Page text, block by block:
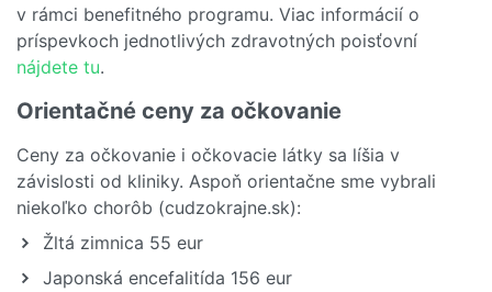
v rámci benefitného programu. Viac informácií o
príspevkoch jednotlivých zdravotných poisťovní
nájdete tu.
Orientačné ceny za očkovanie
Ceny za očkovanie i očkovacie látky sa líšia v
závislosti od kliniky. Aspoň orientačne sme vybrali
niekoľko chorôb (cudzokrajne.sk):
Žltá zimnica 55 eur
Japonská encefalitída 156 eur